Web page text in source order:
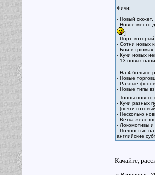
Фичи:
- Новый сюжет,
- Новое место
]
- Порт,
- Сотни новых
- Бои в трюмах
- Кучи новых
- 13 новых
- На 4 больше
- Новые
- Разные
- Новые типы
- Тонны нового
- Кучи разных
- (почти
- Несколько
- Ветка
- Локомотивы и
- Полностью
английские
Качайте,